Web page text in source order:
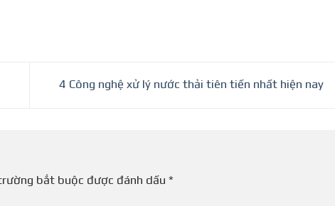
4 Công nghệ xử lý nước thải tiên tiến nhất hiện nay
bắt buộc được đánh dấu *